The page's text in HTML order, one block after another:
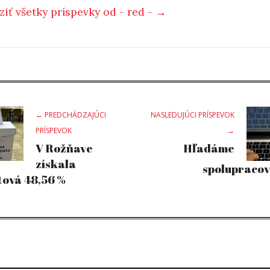
všetky príspevky od - red - →
← PREDCHÁDZAJÚCI
PRÍSPEVOK
V Rožňave
získala
48,56 %
NASLEDUJÚCI PRÍSPEVOK
→
Hľadáme